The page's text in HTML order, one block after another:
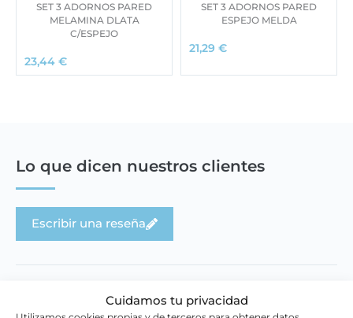
Cuidamos tu privacidad
SET 3 ADORNOS PARED
MELAMINA DLATA
C/ESPEJO
23,44 €
SET 3 ADORNOS PARED
ESPEJO MELDA
21,29 €
Lo que dicen nuestros clientes
Escribir una reseña